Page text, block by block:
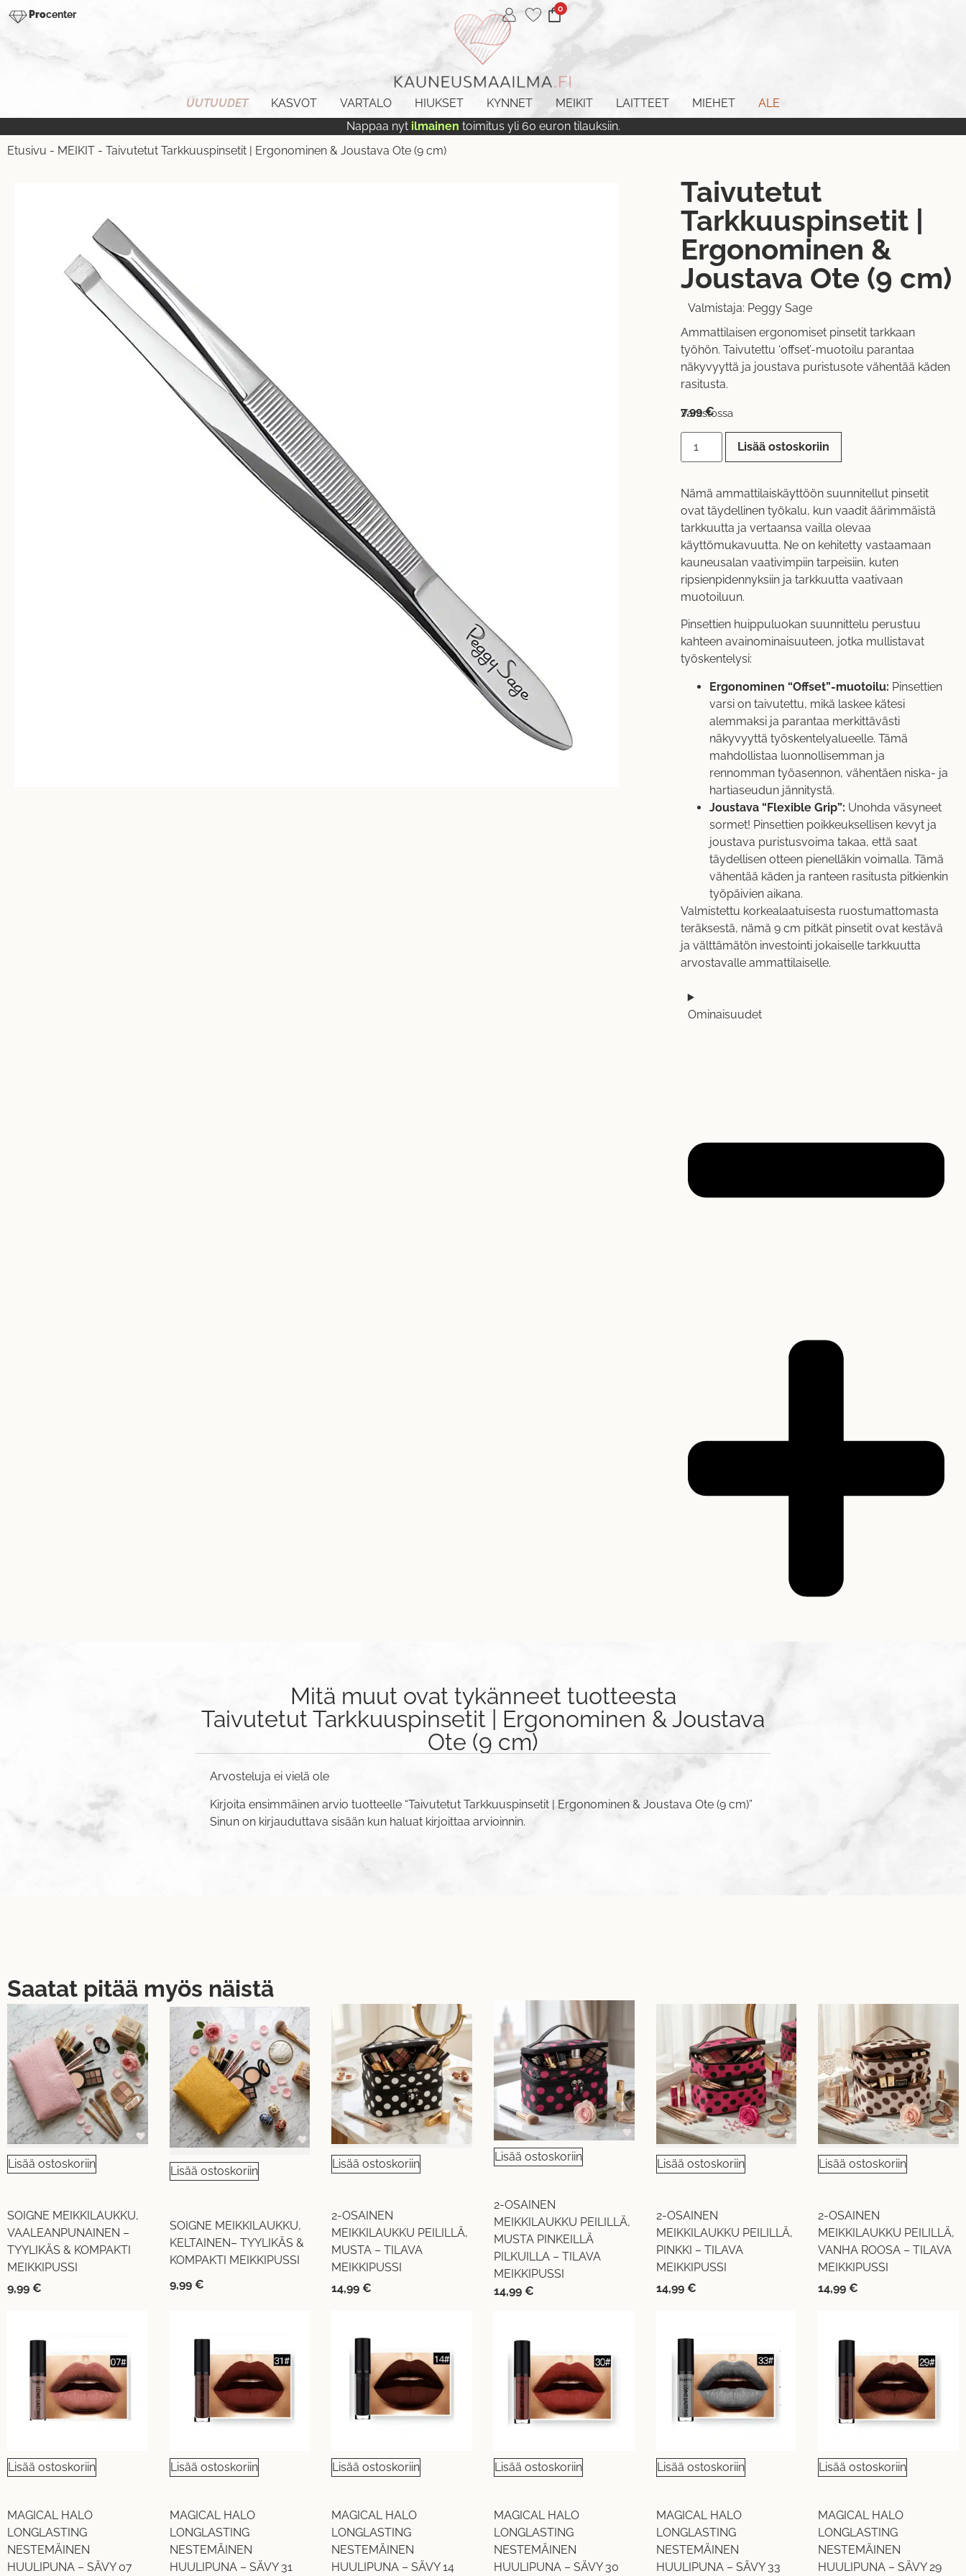
Procenter 0
UUTUUDET KASVOT VARTALO HIUKSET KYNNET MEIKIT LAITTEET MIEHET
ALE
Nappaa nyt ilmainen toimitus yli 60 euron tilauksiin.
Etusivu - MEIKIT - Taivutetut Tarkkuuspinsetit | Ergonominen & Joustava Ote (9 cm)
Taivutetut
Tarkkuuspinsetit |
Ergonominen &
Joustava Ote (9 cm)
Valmistaja: Peggy Sage
Ammattilaisen ergonomiset pinsetit tarkkaan
työhön. Taivutettu ‘offset’-muotoilu parantaa
näkyvyyttä ja joustava puristusote vähentää käden
rasitusta.
7,99€
Varastossa
Lisää ostoskoriin
Nämä ammattilaiskäyttöön suunnitellut pinsetit
ovat täydellinen työkalu, kun vaadit äärimmäistä
tarkkuutta ja vertaansa vailla olevaa
käyttömukavuutta. Ne on kehitetty vastaamaan
kauneusalan vaativimpiin tarpeisiin, kuten
ripsienpidennyksiin ja tarkkuutta vaativaan
muotoiluun.
Pinsettien huippuluokan suunnittelu perustuu
kahteen avainominaisuuteen, jotka mullistavat
työskentelysi:
Ergonominen “Offset”-muotoilu: Pinsettien
varsi on taivutettu, mikä laskee kätesi
alemmaksi ja parantaa merkittävästi
näkyvyyttä työskentelyalueelle. Tämä
mahdollistaa luonnollisemman ja
rennomman työasennon, vähentäen niska- ja
hartiaseudun jännitystä.
Joustava “Flexible Grip”: Unohda väsyneet
sormet! Pinsettien poikkeuksellisen kevyt ja
joustava puristusvoima takaa, että saat
täydellisen otteen pienelläkin voimalla. Tämä
vähentää käden ja ranteen rasitusta pitkienkin
työpäivien aikana.
Valmistettu korkealaatuisesta ruostumattomasta
teräksestä, nämä 9 cm pitkät pinsetit ovat kestävä
ja välttämätön investointi jokaiselle tarkkuutta
arvostavalle ammattilaiselle.
Ominaisuudet
Mitä muut ovat tykänneet tuotteesta
Taivutetut Tarkkuuspinsetit | Ergonominen & Joustava
Ote (9 cm)
Arvosteluja ei vielä ole
Kirjoita ensimmäinen arvio tuotteelle “Taivutetut Tarkkuuspinsetit | Ergonominen & Joustava Ote (9 cm)”
Sinun on kirjauduttava sisään kun haluat kirjoittaa arvioinnin.
Saatat pitää myös näistä
Lisää ostoskoriin
SOIGNE MEIKKILAUKKU,
VAALEANPUNAINEN –
TYYLIKÄS & KOMPAKTI
MEIKKIPUSSI
9,99 €
Lisää ostoskoriin
SOIGNE MEIKKILAUKKU,
KELTAINEN– TYYLIKÄS &
KOMPAKTI MEIKKIPUSSI
9,99 €
Lisää ostoskoriin
2-OSAINEN
MEIKKILAUKKU PEILILLÄ,
MUSTA – TILAVA
MEIKKIPUSSI
14,99€
Lisää ostoskoriin
2-OSAINEN
MEIKKILAUKKU PEILILLÄ,
MUSTA PINKEILLÄ
PILKUILLA – TILAVA
MEIKKIPUSSI
14,99 €
Lisää ostoskoriin
2-OSAINEN
MEIKKILAUKKU PEILILLÄ,
PINKKI – TILAVA
MEIKKIPUSSI
14,99 €
Lisää ostoskoriin
2-OSAINEN
MEIKKILAUKKU PEILILLÄ,
VANHA ROOSA – TILAVA
MEIKKIPUSSI
14,99€
Lisää ostoskoriin
MAGICAL HALO
LONGLASTING
NESTEMÄINEN
HUULIPUNA – SÄVY 07
Lisää ostoskoriin
MAGICAL HALO
LONGLASTING
NESTEMÄINEN
HUULIPUNA – SÄVY 31
Lisää ostoskoriin
MAGICAL HALO
LONGLASTING
NESTEMÄINEN
HUULIPUNA – SÄVY 14
Lisää ostoskoriin
MAGICAL HALO
LONGLASTING
NESTEMÄINEN
HUULIPUNA – SÄVY 30
Lisää ostoskoriin
MAGICAL HALO
LONGLASTING
NESTEMÄINEN
HUULIPUNA – SÄVY 33
Lisää ostoskoriin
MAGICAL HALO
LONGLASTING
NESTEMÄINEN
HUULIPUNA – SÄVY 29